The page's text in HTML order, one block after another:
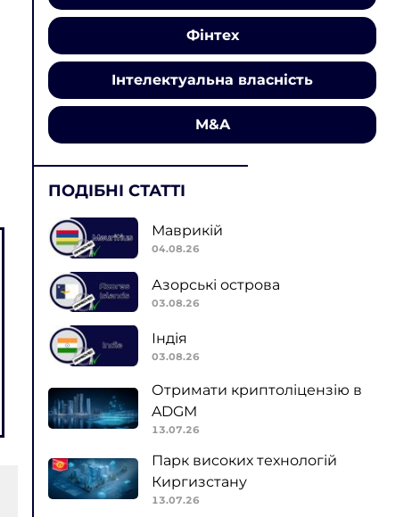
Фінтех
Інтелектуальна власність
M&A
ПОДІБНІ СТАТТІ
Маврикій
04.08.26
Азорські острова
03.08.26
Індія
03.08.26
Отримати криптоліцензію в
ADGM
13.07.26
Парк високих технологій
Киргизстану
13.07.26